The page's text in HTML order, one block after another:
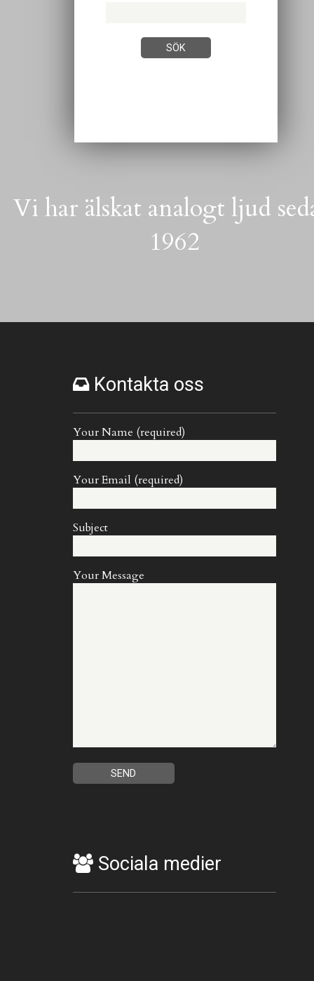
Vi har älskat analogt ljud
1962
Kontakta oss
Your Name (required)
Your Email (required)
Subject
Your Message
Sociala medier